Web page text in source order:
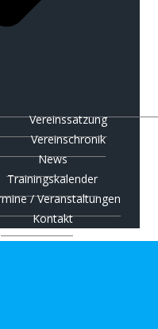
Vereinssatzung
Vereinschronik
News
Trainingskalender
/ Veranstaltungen
Kontakt